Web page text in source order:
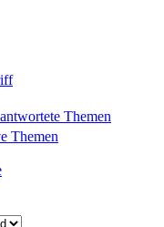
Themen
Themen